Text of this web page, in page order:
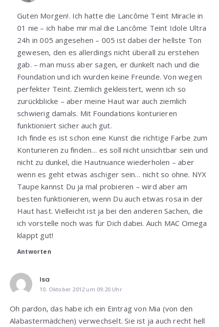
Guten Morgen!. Ich hatte die Lancôme Teint Miracle in
01 nie – ich habe mir mal die Lancôme Teint Idole Ultra
24h in 005 angesehen – 005 ist dabei der hellste Ton
gewesen, den es allerdings nicht überall zu erstehen
gab. – man muss aber sagen, er dunkelt nach und die
Foundation und ich wurden keine Freunde. Von wegen
perfekter Teint. Ziemlich gekleistert, wenn ich so
zurückblicke – aber meine Haut war auch ziemlich
schwierig damals. Mit Foundations konturieren
funktioniert sicher auch gut.
Ich finde es ist schon eine Kunst die richtige Farbe zum
Konturieren zu finden… es soll nicht unsichtbar sein und
nicht zu dunkel, die Hautnuance wiederholen – aber
wenn es geht etwas aschiger sein… nicht so ohne. NYX
Taupe kannst Du ja mal probieren – wird aber am
besten funktionieren, wenn Du auch etwas rosa in der
Haut hast. Vielleicht ist ja bei den anderen Sachen, die
ich vorstelle noch was für Dich dabei. Auch MAC Omega
klappt gut!
Antworten
Isa
10. Oktober 2012 um 09:20 Uhr
Oh pardon, das habe ich ein Eintrag von Mia (von den
Alabastermädchen) verwechselt. Sie ist ja auch recht hell